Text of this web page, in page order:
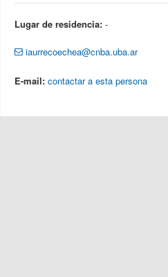
Lugar de residencia: -
iaurrecoechea@cnba.uba.ar
E-mail: contactar a esta persona